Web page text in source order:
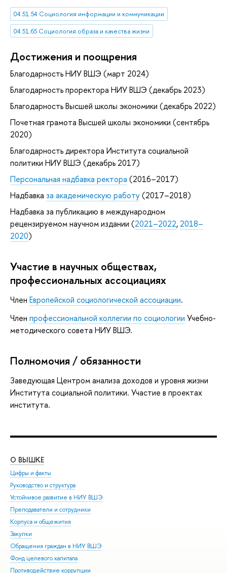
04.51.54 Социология информации и коммуникации
04.51.65 Социология образа и качества жизни
Достижения и поощрения
Благодарность НИУ ВШЭ (март 2024)
Благодарность проректора НИУ ВШЭ (декабрь 2023)
Благодарность Высшей школы экономики (декабрь 2022)
Почетная грамота Высшей школы экономики (сентябрь
2020)
Благодарность директора Института социальной
политики НИУ ВШЭ (декабрь 2017)
Персональная надбавка ректора (2016–2017)
Надбавка за академическую работу(2017–2018)
Надбавка за публикацию в международном
рецензируемом научном издании (2021–2022, 2018–
2020)
Участие в научных обществах,
профессиональных ассоциациях
Член Европейской социологической ассоциации.
Член профессиональной коллегии по социологии Учебно-
методического совета НИУ ВШЭ.
Полномочия / обязанности
Заведующая Центром анализа доходов и уровня жизни
Института социальной политики. Участие в проектах
института.
О ВЫШКЕ
Цифры и факты
Руководство и структура
Устойчивое развитие в НИУ ВШЭ
Преподаватели и сотрудники
Корпуса и общежития
Закупки
Обращения граждан в НИУ ВШЭ
Фонд целевого капитала
Противодействие коррупции